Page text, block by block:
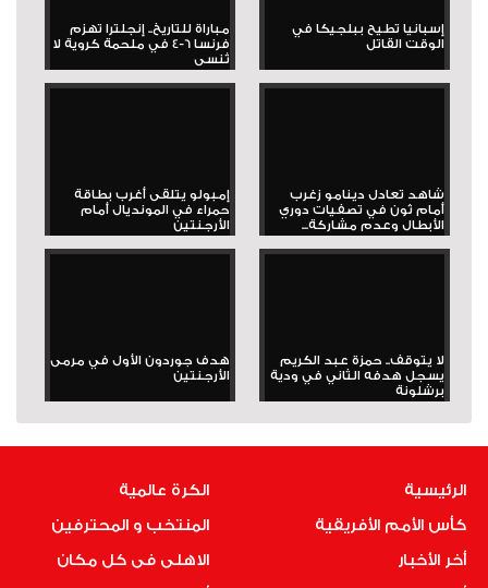
إسبانيا تطيح ببلجيكا في
الوقت القاتل
مباراة للتاريخ.. إنجلترا تهزم
فرنسا 6-4 في ملحمة كروية لا
تُنسى
شاهد تعادل دينامو زغرب
أمام ثون في تصفيات دوري
الأبطال وعدم مشاركة...
إمبولو يتلقى أغرب بطاقة
حمراء في المونديال أمام
الأرجنتين
لا يتوقف.. حمزة عبد الكريم
يسجل هدفه الثاني في ودية
برشلونة
هدف جوردون الأول في مرمى
الأرجنتين
الرئيسية
كأس الأمم الأفريقية
أخر الأخبار
الكرة عالمية
المنتخب و المحترفين
الاهلى فى كل مكان